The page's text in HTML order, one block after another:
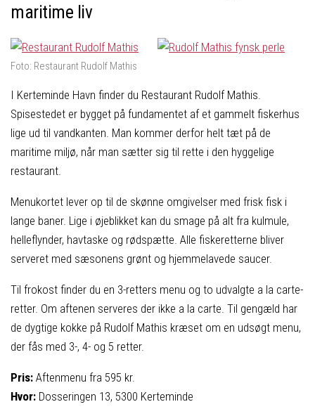
maritime liv
Foto: Restaurant Rudolf Mathis
I Kerteminde Havn finder du Restaurant Rudolf Mathis.
Spisestedet er bygget på fundamentet af et gammelt fiskerhus
lige ud til vandkanten. Man kommer derfor helt tæt på de
maritime miljø, når man sætter sig til rette i den hyggelige
restaurant.
Menukortet lever op til de skønne omgivelser med frisk fisk i
lange baner. Lige i øjeblikket kan du smage på alt fra kulmule,
helleflynder, havtaske og rødspætte. Alle fiskeretterne bliver
serveret med sæsonens grønt og hjemmelavede saucer.
Til frokost finder du en 3-retters menu og to udvalgte a la carte-
retter. Om aftenen serveres der ikke a la carte. Til gengæld har
de dygtige kokke på Rudolf Mathis kræset om en udsøgt menu,
der fås med 3-, 4- og 5 retter.
Pris: Aftenmenu fra 595 kr.
Hvor: Dosseringen 13, 5300 Kerteminde